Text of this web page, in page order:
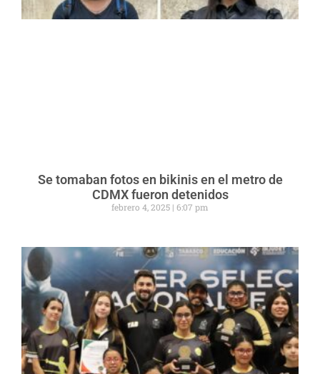
Se tomaban fotos en bikinis en el metro de
CDMX fueron detenidos
febrero 4, 2025 6:07 pm